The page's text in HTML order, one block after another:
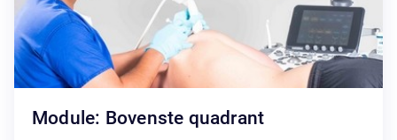
Module: Bovenste quadrant